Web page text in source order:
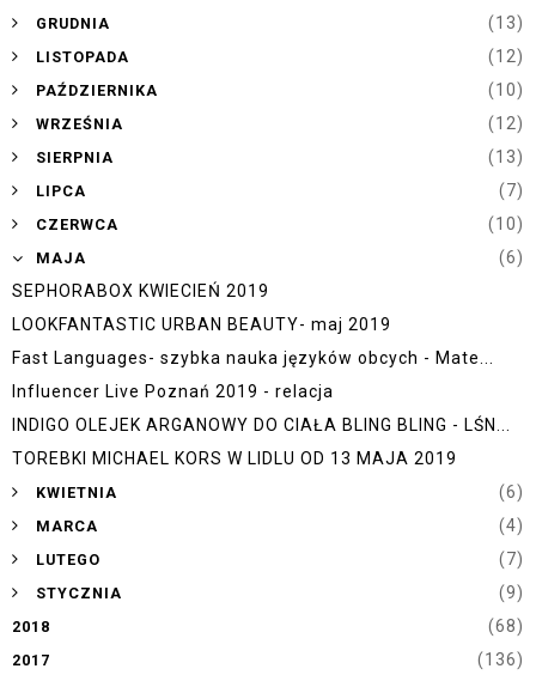
► GRUDNIA
(13)
► LISTOPADA
(12)
► PAŹDZIERNIKA
(10)
► WRZEŚNIA
(12)
► SIERPNIA
(13)
► LIPCA
(7)
► CZERWCA
(10)
▼ MAJA
(6)
SEPHORABOX KWIECIEŃ 2019
LOOKFANTASTIC URBAN BEAUTY- maj 2019
Fast Languages- szybka nauka języków obcych - Mate...
Influencer Live Poznań 2019 - relacja
INDIGO OLEJEK ARGANOWY DO CIAŁA BLING BLING - LŚN...
TOREBKI MICHAEL KORS W LIDLU OD 13 MAJA 2019
► KWIETNIA
(6)
► MARCA
(4)
► LUTEGO
(7)
► STYCZNIA (9)
2018 (68)
2017 (136)